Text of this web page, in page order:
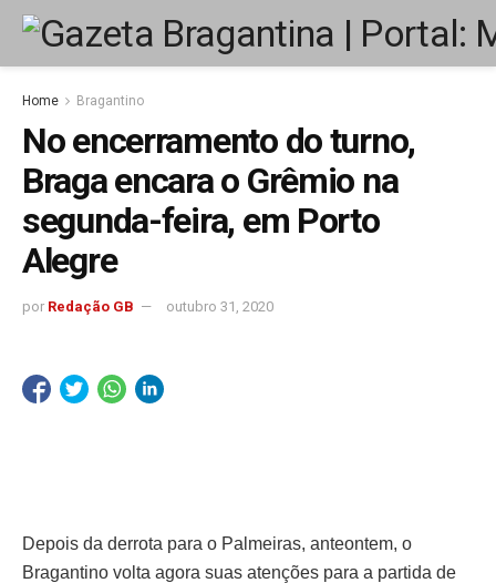
Home Bragantino
No encerramento do turno,
Braga encara o Grêmio na
segunda-feira, em Porto
Alegre
por Redação GB outubro 31, 2020
Depois da derrota para o Palmeiras, anteontem, o
Bragantino volta agora suas atenções para a partida de